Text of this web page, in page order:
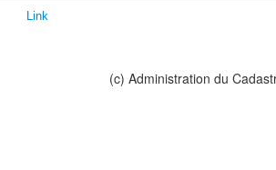
Link
(c) Administration du